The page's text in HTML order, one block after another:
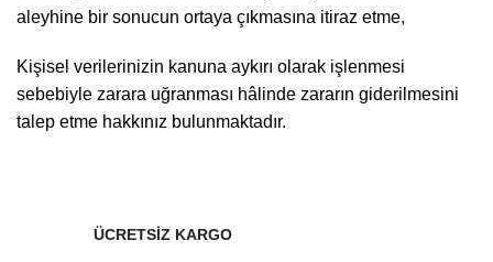
aleyhine bir sonucun ortaya çıkmasına itiraz etme,
Kişisel verilerinizin kanuna aykırı olarak işlenmesi
sebebiyle zarara uğranması hâlinde zararın giderilmesini
talep etme hakkınız bulunmaktadır.
ÜCRETSİZ KARGO